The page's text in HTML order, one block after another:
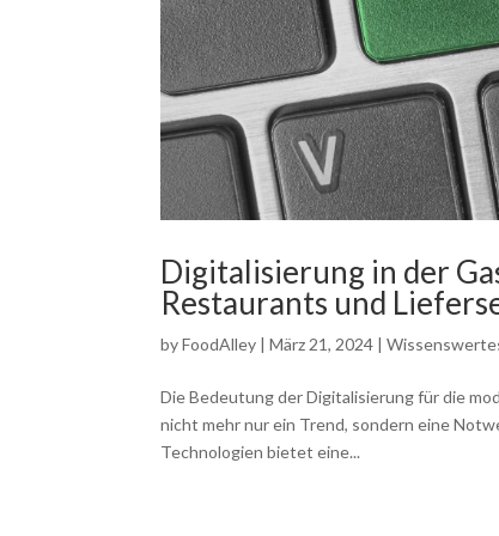
Digitalisierung in der
Restaurants und
byFoodAlley |März 21, 2024 |
Die Bedeutung der Digitalisierung für die
nicht mehr nur ein Trend, sondern eine
Technologien bietet eine...